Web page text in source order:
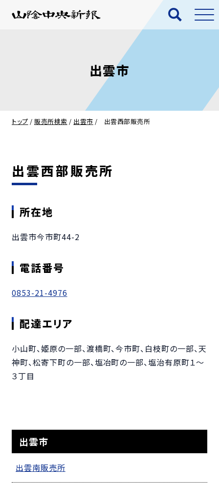
出雲市
トップ / 販売所検索 / 出雲市 / 出雲西部販売所
出雲西部販売所
所在地
出雲市今市町44-2
電話番号
0853-21-4976
配達エリア
小山町、姫原の一部、渡橋町、今市町、白枝町の一部、天
神町、松寄下町の一部、塩冶町の一部、塩治有原町１～
３丁目
出雲市
出雲南販売所